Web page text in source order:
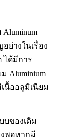
อย่างในเรื่อง
ได้มีการ
Aluminium
เนื้ออลูมิเนียม
บของเดิม
งพอหากมี